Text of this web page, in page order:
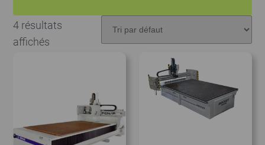
4 résultats
affichés